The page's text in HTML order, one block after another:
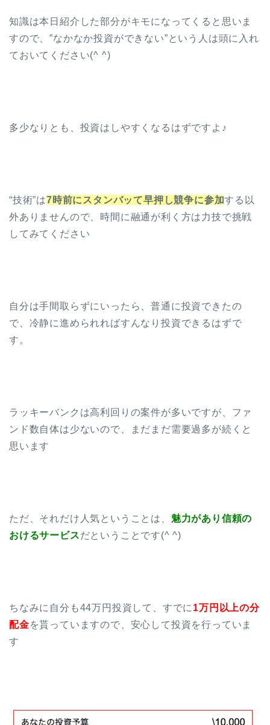
知識は本日紹介した部分がキモになってくると思いま
すので、”なかなか投資ができない”という人は頭に入れ
ておいてください(^ ^)
多少なりとも、投資はしやすくなるはずですよ♪
“技術”は7時前にスタンバッて早押し競争に参加する以
外ありませんので、時間に融通が利く方は力技で挑戦
してみてください
自分は手間取らずにいったら、普通に投資できたの
で、冷静に進められればすんなり投資できるはずで
す。
ラッキーバンクは高利回りの案件が多いですが、ファ
ンド数自体は少ないので、まだまだ需要過多が続くと
思います
ただ、それだけ人気ということは、 魅力があり信頼の
おけるサービスだということです(^ ^)
ちなみに自分も44万円投資して、すでに1万円以上の分
配金を貰っていますので、安心して投資を行っていま
す